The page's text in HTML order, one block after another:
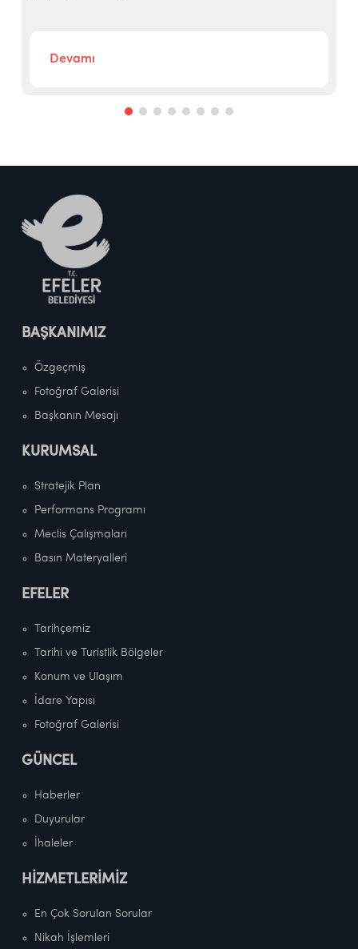
Devamı
BAŞKANIMIZ
Özgeçmiş
Fotoğraf Galerisi
Başkanın Mesajı
KURUMSAL
Stratejik Plan
Performans Programı
Meclis Çalışmaları
Basın Materyalleri
EFELER
Tarihçemiz
Tarihi ve Turistlik Bölgeler
Konum ve Ulaşım
İdare Yapısı
Fotoğraf Galerisi
GÜNCEL
Haberler
Duyurular
İhaleler
HİZMETLERİMİZ
En Çok Sorulan Sorular
Nikah İşlemleri